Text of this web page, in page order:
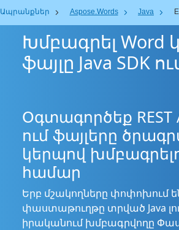
Ապրանքներ Aspose.Words Java
Խմբագրել Word
ֆայլը Java SDK
Օգտագործեք REST
ում ֆայլերը
կերպով
համար
Երբ մշակողները փոփոխում
փաստաթուղթը տրված Java
իրականում խմբագրվողը